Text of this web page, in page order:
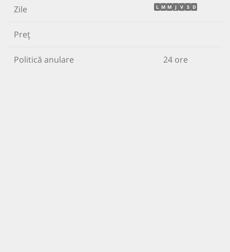
Zile L M M J V S D
Preț
Politică anulare 24 ore